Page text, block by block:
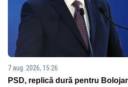
7 aug. 2026, 15:26
PSD, replică dură pentru